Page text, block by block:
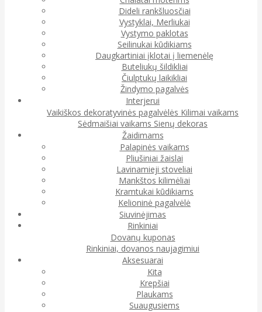
Dideli rankšluosčiai
Vystyklai, Merliukai
Vystymo paklotas
Seilinukai kūdikiams
Daugkartiniai įklotai į liemenėlę
Buteliukų šildikliai
Čiulptukų laikikliai
Žindymo pagalvės
Interjerui
Vaikiškos dekoratyvinės pagalvėlės Kilimai vaikams
Sėdmaišiai vaikams Sienų dekoras
Žaidimams
Palapinės vaikams
Pliušiniai žaislai
Lavinamieji stoveliai
Mankštos kilimėliai
Kramtukai kūdikiams
Kelioninė pagalvėlė
Siuvinėjimas
Rinkiniai
Dovanų kuponas
Rinkiniai, dovanos naujagimiui
Aksesuarai
Kita
Krepšiai
Plaukams
Suaugusiems